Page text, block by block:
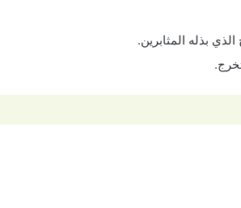
بذله المثابرين.